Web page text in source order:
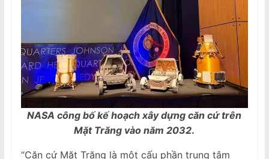
NASA công bố kế hoạch xây dựng căn cứ trên
Mặt Trăng vào năm 2032.
“Căn cứ Mặt Trăng là một cấu phần trung tâm